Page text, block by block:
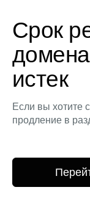
Срок
истек
Если вы хотите
продление в